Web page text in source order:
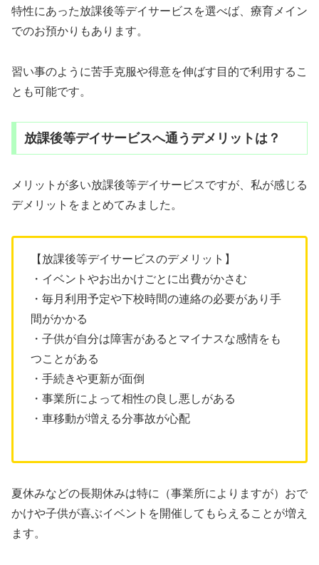
特性にあった放課後等デイサービスを選べば、療育メイン
でのお預かりもあります。
習い事のように苦手克服や得意を伸ばす目的で利用するこ
とも可能です。
放課後等デイサービスへ通うデメリットは？
メリットが多い放課後等デイサービスですが、私が感じる
デメリットをまとめてみました。
【放課後等デイサービスのデメリット】
・イベントやお出かけごとに出費がかさむ
・毎月利用予定や下校時間の連絡の必要があり手
間がかかる
・子供が自分は障害があるとマイナスな感情をも
つことがある
・手続きや更新が面倒
・事業所によって相性の良し悪しがある
・車移動が増える分事故が心配
夏休みなどの長期休みは特に（事業所によりますが）おで
かけや子供が喜ぶイベントを開催してもらえることが増え
ます。